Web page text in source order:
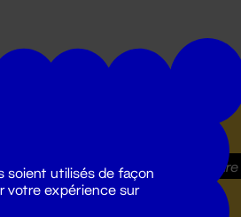
T :
S'inscrire
soient utilisés de façon
votre expérience sur